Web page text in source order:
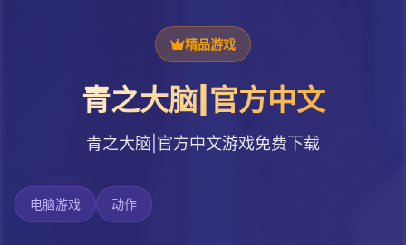
精品游戏
青之大脑|官方中文
青之大脑|官方中文游戏免费下载
电脑游戏 动作